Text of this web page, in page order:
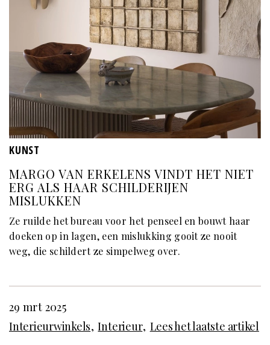
KUNST
MARGO VAN ERKELENS VINDT HET NIET
ERG ALS HAAR SCHILDERIJEN
MISLUKKEN
Ze ruilde het bureau voor het penseel en bouwt haar
doeken op in lagen, een mislukking gooit ze nooit
weg, die schildert ze simpelweg over.
29 mrt 2025
Interieurwinkels Interieur Lees het laatste artikel